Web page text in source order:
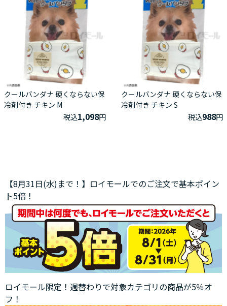
クールバンダナ 硬くならない保
冷剤付き チキン M
税込1,098円
クールバンダナ 硬くならない保
冷剤付き チキン S
税込988円
【8月31日(水)まで！】ロイモールでのご注文で基本ポイン
ト5倍！
ロイモール限定！週替わりで対象カテゴリの商品が5％オ
フ！